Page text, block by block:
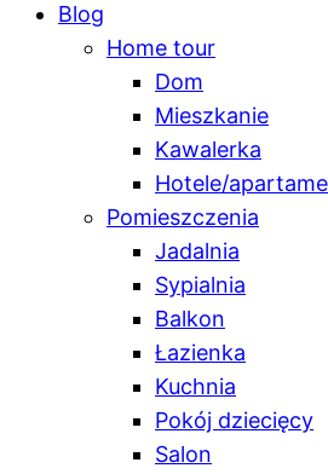
Blog
Home tour
Dom
Mieszkanie
Kawalerka
Hotele/
Pomieszczenia
Jadalnia
Sypialnia
Balkon
Łazienka
Kuchnia
Pokój dziecięcy
Salon